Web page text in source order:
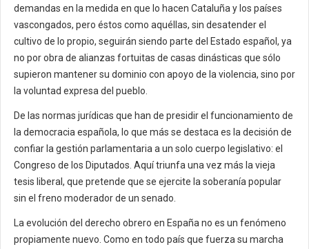
demandas en la medida en que lo hacen Cataluña y los países
vascongados, pero éstos como aquéllas, sin desatender el
cultivo de lo propio, seguirán siendo parte del Estado español, ya
no por obra de alianzas fortuitas de casas dinásticas que sólo
supieron mantener su dominio con apoyo de la violencia, sino por
la voluntad expresa del pueblo.
De las normas jurídicas que han de presidir el funcionamiento de
la democracia española, lo que más se destaca es la decisión de
confiar la gestión parlamentaria a un solo cuerpo legislativo: el
Congreso de los Diputados. Aquí triunfa una vez más la vieja
tesis liberal, que pretende que se ejercite la soberanía popular
sin el freno moderador de un senado.
La evolución del derecho obrero en España no es un fenómeno
propiamente nuevo. Como en todo país que fuerza su marcha